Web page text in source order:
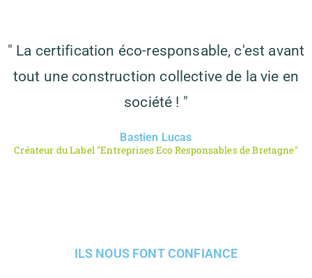
" La certification éco-responsable, c'est avant
tout une construction collective de la vie en
société ! "
Bastien Lucas
Créateur du Label "Entreprises Eco Responsables de Bretagne"
ILS NOUS FONT CONFIANCE